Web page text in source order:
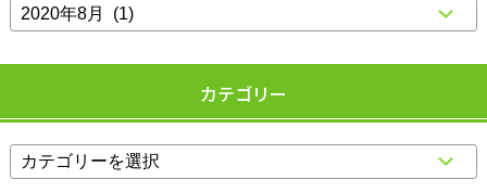
カテゴリー